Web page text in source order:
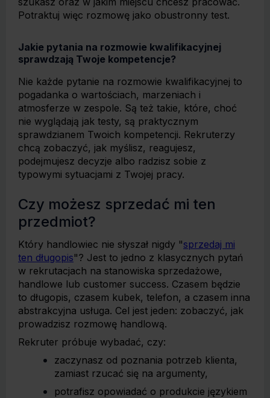
Potraktuj więc rozmowę jako obustronny test.
Jakie pytania na rozmowie kwalifikacyjnej
sprawdzają Twoje kompetencje?
Nie każde pytanie na rozmowie kwalifikacyjnej to
pogadanka o wartościach, marzeniach i
atmosferze w zespole. Są też takie, które, choć
nie wyglądają jak testy, są praktycznym
sprawdzianem Twoich kompetencji. Rekruterzy
chcą zobaczyć, jak myślisz, reagujesz,
podejmujesz decyzje albo radzisz sobie z
typowymi sytuacjami z Twojej pracy.
Czy możesz sprzedać mi ten
przedmiot?
Który handlowiec nie słyszał nigdy "sprzedaj mi
ten długopis"? Jest to jedno z klasycznych pytań
w rekrutacjach na stanowiska sprzedażowe,
handlowe lub customer success. Czasem będzie
to długopis, czasem kubek, telefon, a czasem inna
abstrakcyjna usługa. Cel jest jeden: zobaczyć, jak
prowadzisz rozmowę handlową.
Rekruter próbuje wybadać, czy:
zaczynasz od poznania potrzeb klienta,
zamiast rzucać się na argumenty,
potrafisz opowiadać o produkcie językiem